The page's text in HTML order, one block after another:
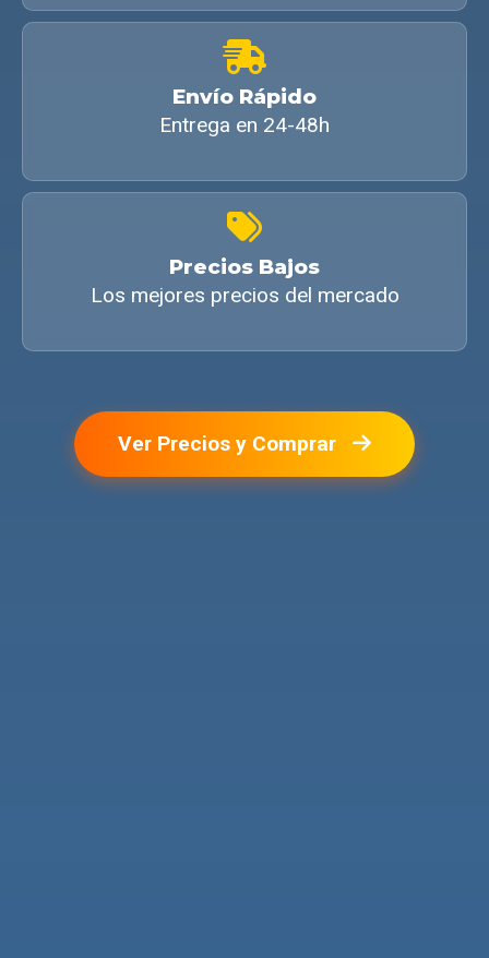
Envío Rápido
Entrega en 24-48h
Precios Bajos
Los mejores precios del mercado
Ver Precios y Comprar